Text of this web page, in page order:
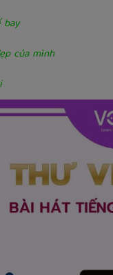
của mình